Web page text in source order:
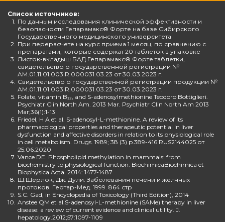
Список источников:
1. По данным исследования клинической эффективности и
безопасности Гепарамакс® Форте на базе Сибирского
Государственного медицинского университета
2. При перерасчете на курс приема 1 месяц, по сравнению с
препаратами, которые содержат 20 таблеток в упаковке
3. Листок-вкладыш БАД Гепарамакс® Форте таблетки,
свидетельство о государственной регистрации №
AM.01.11.01.003.R.000031.03.23 от 30.03.2023 г.
4. Свидетельство о государственной регистрации продукции №
AM.01.11.01.003.R.000031.03.23 от 30.03.2023 г.
5. Folate, vitamin B₁₂, and S-adenosylmethionine Teodoro Bottiglieri.
Psychiatr Clin North Am. 2013 Mar. Psychiatr Clin North Am 2013
Mar;36(1):1-13
6. Friedel, H A et al. S-adenosyl-L-methionine. A review of its
pharmacological properties and therapeutic potential in liver
dysfunction and affective disorders in relation to its physiological role
in cell metabolism. Drugs. 1989; 38 (3) p.389-416 RUS2144025 от
25.06.2020
7. Vance DE. Phospholipid methylation in mammals: from
biochemistry to physiological function. BiochimicaBiochimica et
Biophysica Acta. 2014: 1477-1487
8. Ш.Шерлок, Дж. Дули. Заболевания печени и желчных
протоков. Геотар-Мед. 1999. 864 стр
9. S.C. Gad, in Encyclopedia of Toxicology (Third Edition), 2014
10. Anstee QM et al.S-adenosyl-L-methionine (SAMe) therapy in liver
disease: a review of current evidence and clinical utility. J.
hepatology.2012;57:1097-1109